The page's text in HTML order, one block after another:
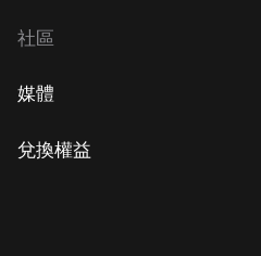
社區
媒體
兌換權益